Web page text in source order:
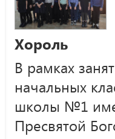
Хороль
В рамках
начальных
школы №1
Пресвятой